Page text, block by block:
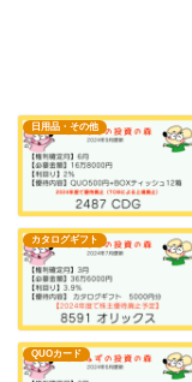
日用品・その他
カタログギフト
QUOカード